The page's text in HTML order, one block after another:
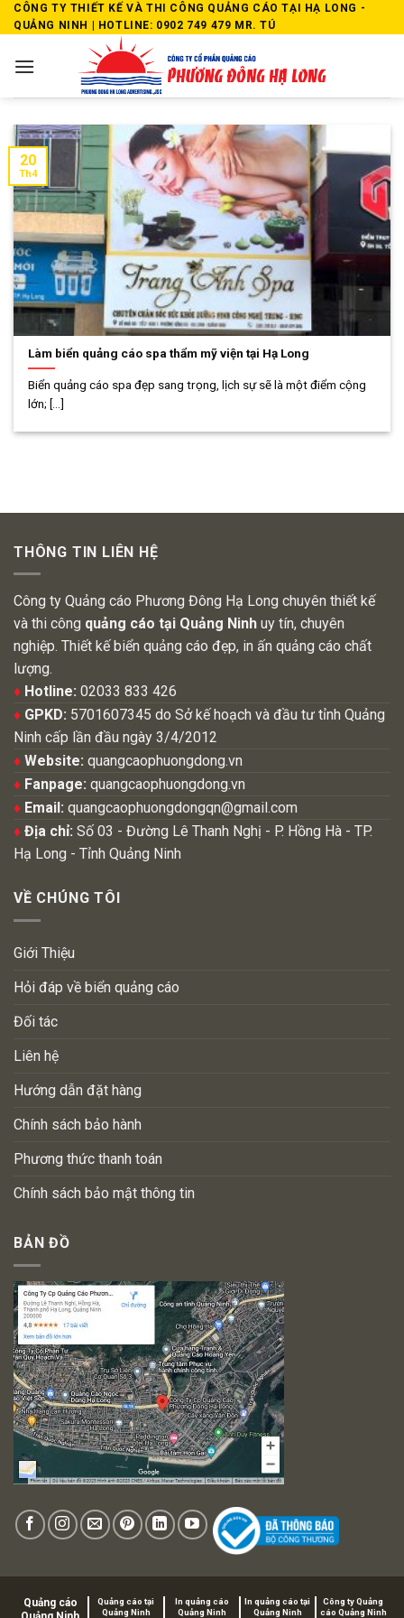
Skip
to
CÔNG TY THIẾT KẾ VÀ THI CÔNG QUẢNG CÁO TẠI HẠ LONG -
QUẢNG NINH | HOTLINE: 0902 749 479 MR. TÚ
Làm biển quảng cáo spa thẩm mỹ viện tại Hạ Long
Biển quảng cáo spa đẹp sang trọng, lịch sự sẽ là một điểm cộng
lớn; [...]
20
Th4
THÔNG TIN LIÊN HỆ
Công ty Quảng cáo Phương Đông Hạ Long chuyên thiết kế
và thi công quảng cáo tại Quảng Ninh uy tín, chuyên
nghiệp. Thiết kế biển quảng cáo đẹp, in ấn quảng cáo chất
lượng.
♦ Hotline: 02033 833 426
♦ GPKD: 5701607345 do Sở kế hoạch và đầu tư tỉnh Quảng
Ninh cấp lần đầu ngày 3/4/2012
♦ Website: quangcaophuongdong.vn
♦ Fanpage: quangcaophuongdong.vn
♦ Email: quangcaophuongdongqn@gmail.com
♦ Địa chỉ: Số 03 - Đường Lê Thanh Nghị - P. Hồng Hà - TP.
Hạ Long - Tỉnh Quảng Ninh
VỀ CHÚNG TÔI
Giới Thiệu
Hỏi đáp về biển quảng cáo
Đối tác
Liên hệ
Hướng dẫn đặt hàng
Chính sách bảo hành
Phương thức thanh toán
Chính sách bảo mật thông tin
BẢN ĐỒ
Quảng cáo
Quảng cáo tại
Quảng Ninh
In quảng cáo
Quảng Ninh
In quảng cáo tại
Quảng Ninh
Công ty Quảng
cáo Quảng Ninh